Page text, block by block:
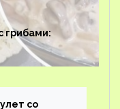
грибами:
со